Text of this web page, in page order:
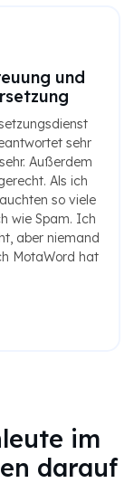
und
sehr
Außerdem
Als ich
so viele
wie Spam. Ich
aber niemand
MotaWord hat
im
darauf